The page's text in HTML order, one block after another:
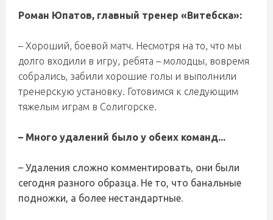
Роман Юпатов, главный тренер «Витебска»:
– Хороший, боевой матч. Несмотря на то, что мы
долго входили в игру, ребята – молодцы, вовремя
собрались, забили хорошие голы и выполнили
тренерскую установку. Готовимся к следующим
тяжелым играм в Солигорске.
– Много удалений было у обеих команд...
– Удаления сложно комментировать, они были
сегодня разного образца. Не то, что банальные
подножки, а более нестандартные.